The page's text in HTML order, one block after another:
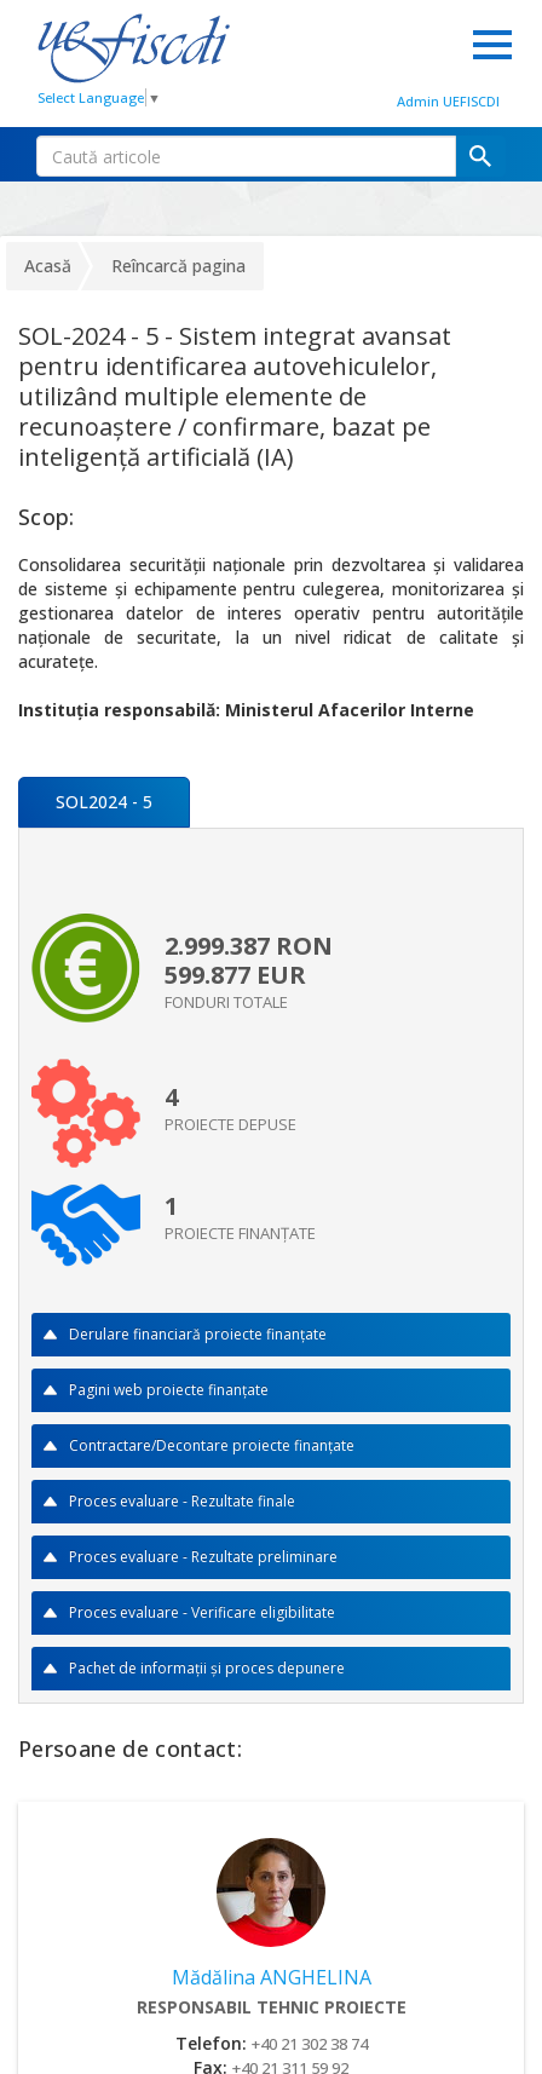
Select Language ▼ Admin UEFISCDI
Acasă Reîncarcă pagina
SOL-2024 - 5 - Sistem integrat avansat
pentru identificarea autovehiculelor,
utilizând multiple elemente de
recunoaștere / confirmare, bazat pe
inteligență artificială (IA)
Scop:
Consolidarea securității naționale prin dezvoltarea și validarea
de sisteme și echipamente pentru culegerea, monitorizarea și
gestionarea datelor de interes operativ pentru autoritățile
naționale de securitate, la un nivel ridicat de calitate și
acuratețe.
Instituţia responsabilă: Ministerul Afacerilor Interne
SOL2024 - 5
2.999.387 RON
599.877 EUR
FONDURI TOTALE
4
PROIECTE DEPUSE
1
PROIECTE FINANŢATE
Derulare financiară proiecte finanţate
Pagini web proiecte finanţate
Contractare/Decontare proiecte finanţate
Proces evaluare - Rezultate finale
Proces evaluare - Rezultate preliminare
Proces evaluare - Verificare eligibilitate
Pachet de informaţii şi proces depunere
Persoane de contact:
Mădălina ANGHELINA
RESPONSABIL TEHNIC PROIECTE
Telefon: +40 21 302 38 74
Fax: +40 21 311 59 92